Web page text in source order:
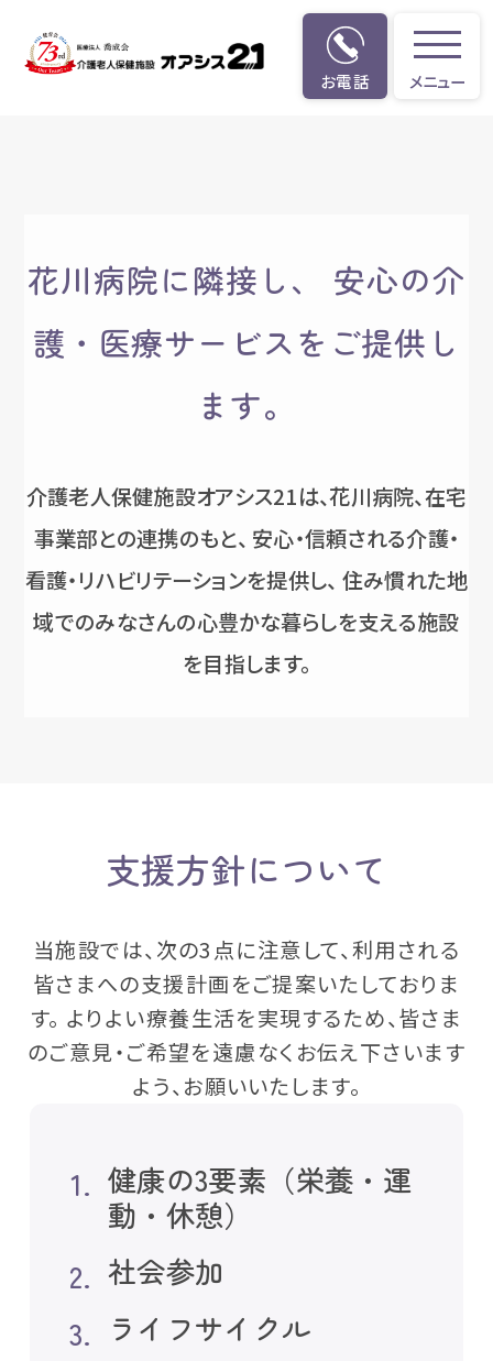
お電話 メニュー
オアシス21が目指すもの
花川病院に隣接し、 安心の介
護・医療サービスをご提供し
ます。
介護老人保健施設オアシス21は、花川病院、在宅
事業部との連携のもと、 安心・信頼される介護・
看護・リハビリテーションを提供し、 住み慣れた地
域でのみなさんの心豊かな暮らしを支える施設
を目指します。
支援方針について
当施設では、次の3点に注意して、利用される
皆さまへの支援計画をご提案いたしておりま
す。 よりよい療養生活を実現するため、皆さま
のご意見・ご希望を遠慮なくお伝え下さいます
よう、お願いいたします。
健康の3要素（栄養・運
動・休憩）
社会参加
ライフサイクル